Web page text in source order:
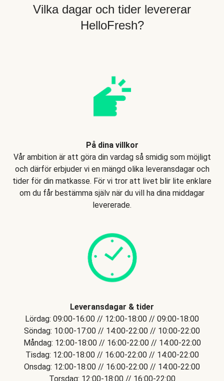
Vilka dagar och tider levererar
HelloFresh?
På dina villkor
Vår ambition är att göra din vardag så smidig som möjligt
och därför erbjuder vi en mängd olika leveransdagar och
tider för din matkasse. För vi tror att livet blir lite enklare
om du får bestämma själv när du vill ha dina middagar
levererade.
Leveransdagar & tider
Lördag: 09:00-16:00 // 12:00-18:00 // 09:00-18:00
Söndag: 10:00-17:00 // 14:00-22:00 // 10:00-22:00
Måndag: 12:00-18:00 // 16:00-22:00 // 14:00-22:00
Tisdag: 12:00-18:00 // 16:00-22:00 // 14:00-22:00
Onsdag: 12:00-18:00 // 16:00-22:00 // 14:00-22:00
Torsdag: 12:00-18:00 // 16:00-22:00